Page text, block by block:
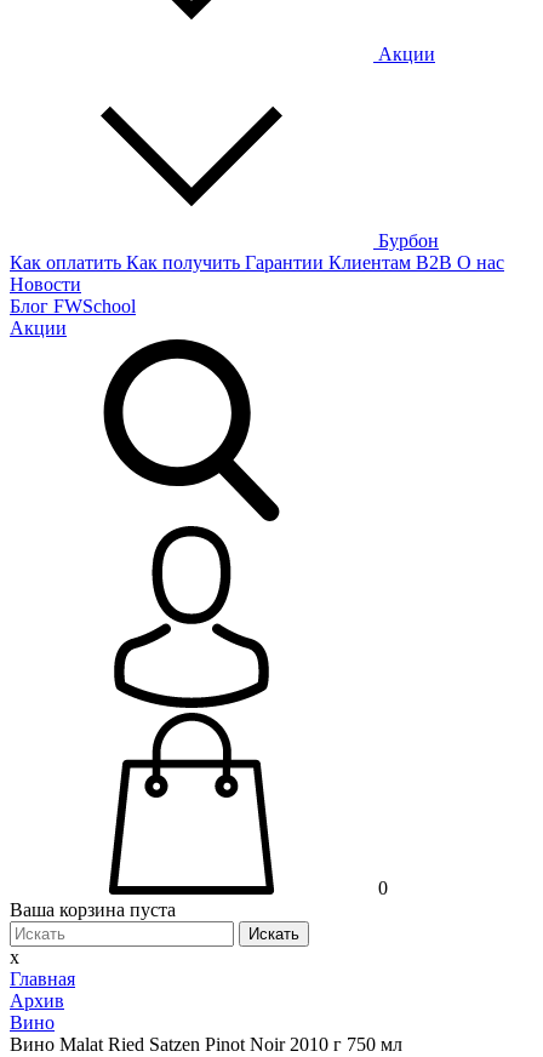
Акции
Бурбон
Как оплатить Как получить Гарантии Клиентам B2B О нас
Новости
Блог FWSchool
Акции
0
Ваша корзина пуста
Искать
x
Главная
Архив
Вино
Вино Malat Ried Satzen Pinot Noir 2010 г 750 мл